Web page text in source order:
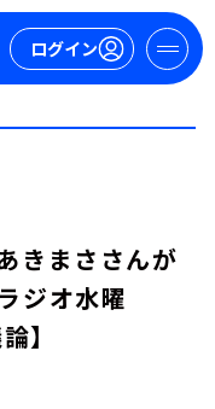
ログイン
きまささんが
ジオ水曜
】